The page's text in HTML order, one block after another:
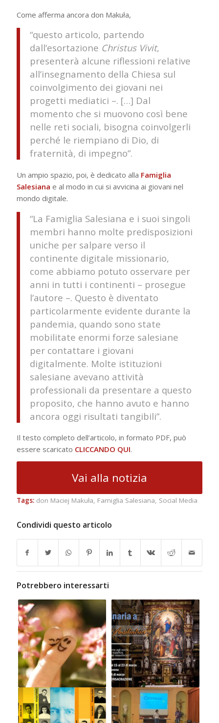
Come afferma ancora don Makuła,
“questo articolo, partendo
dall’esortazione Christus Vivit,
presenterà alcune riflessioni relative
all’insegnamento della Chiesa sul
coinvolgimento dei giovani nei
progetti mediatici –. […] Dal
momento che si muovono così bene
nelle reti sociali, bisogna coinvolgerli
perché le riempiano di Dio, di
fraternità, di impegno”.
Un ampio spazio, poi, è dedicato alla Famiglia
Salesiana e al modo in cui si avvicina ai giovani nel
mondo digitale.
“La Famiglia Salesiana e i suoi singoli
membri hanno molte predisposizioni
uniche per salpare verso il
continente digitale missionario,
come abbiamo potuto osservare per
anni in tutti i continenti – prosegue
l’autore –. Questo è diventato
particolarmente evidente durante la
pandemia, quando sono state
mobilitate enormi forze salesiane
per contattare i giovani
digitalmente. Molte istituzioni
salesiane avevano attività
professionali da presentare a questo
proposito, che hanno avuto e hanno
ancora oggi risultati tangibili”.
Il testo completo dell’articolo, in formato PDF, può
essere scaricato CLICCANDO QUI.
Vai alla notizia
Tags: don Maciej Makuła, Famiglia Salesiana, Social Media
Condividi questo articolo
Potrebbero interessarti